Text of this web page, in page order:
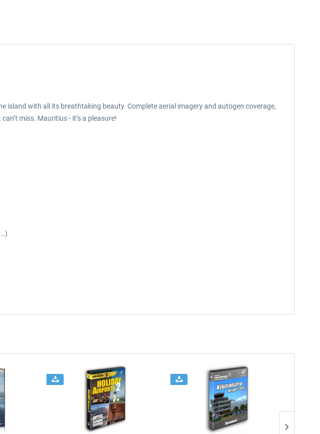
island with all its breathtaking beauty. Complete aerial imagery and autogen coverage,
miss. Mauritius - it’s a pleasure!